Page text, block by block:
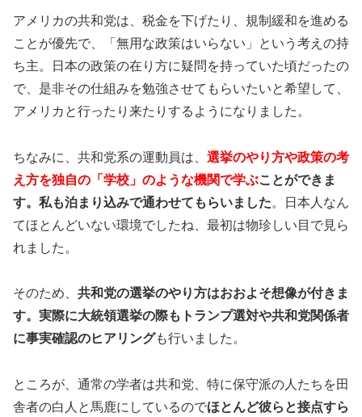
アメリカの共和党は、税金を下げたり、規制緩和を進める
ことが優先で、「無用な政策はいらない」という考えの持
ち主。日本の政策の在り方に疑問を持っていた頃だったの
で、是非その仕組みを勉強させてもらいたいと希望して、
アメリカと行ったり来たりするようになりました。
ちなみに、共和党系の運動員は、 選挙のやり方や政策の考
え方を独自の「学校」のような機関で学ぶことができま
す。私も泊まり込みで通わせてもらいました。日本人なん
てほとんどいない環境でしたね、最初は物珍しい目で見ら
れました。
そのため、 共和党の選挙のやり方はおおよそ想像が付きま
す。実際に大統領選挙の際もトランプ選対や共和党関係者
に事実確認のヒアリングも行いました。
ところが、通常の学者は共和党、特に保守派の人たちを田
舎者の白人と馬鹿にしているのでほとんど彼らと接点すら